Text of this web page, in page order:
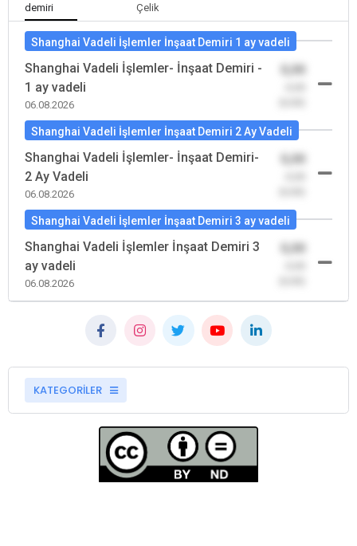
demiri
Çelik
Shanghai Vadeli İşlemler İnşaat Demiri 1 ay vadeli
Shanghai Vadeli İşlemler- İnşaat Demiri -
1 ay vadeli
06.08.2026
Shanghai Vadeli İşlemler İnşaat Demiri 2 Ay Vadeli
Shanghai Vadeli İşlemler- İnşaat Demiri-
2 Ay Vadeli
06.08.2026
Shanghai Vadeli İşlemler İnşaat Demiri 3 ay vadeli
Shanghai Vadeli İşlemler İnşaat Demiri 3
ay vadeli
06.08.2026
KATEGORİLER